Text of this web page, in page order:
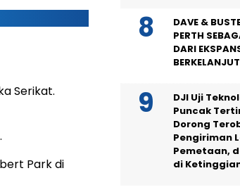
Serikat.
Park di
DAVE &
PERTH
DARI
DJI Uji
Puncak
Dorong
Pengiriman
Pemetaan,
di